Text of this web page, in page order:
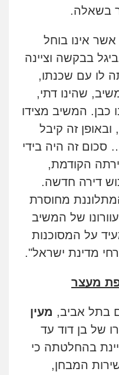
בשאלה.
אינו בוחל
בבקשה וציינה
לו עם שכנתו,
שהינו דתי,
המשיב מצידו
זה קיבל
זה היה בידי
הקודמת,
דירה חדשה.
מחוסרת
של המשיב
על המסוכנות
מדינת ישראל".
בתל אביב, מעין
של בן דוד עד
בהחלטתה כי
המבחן,